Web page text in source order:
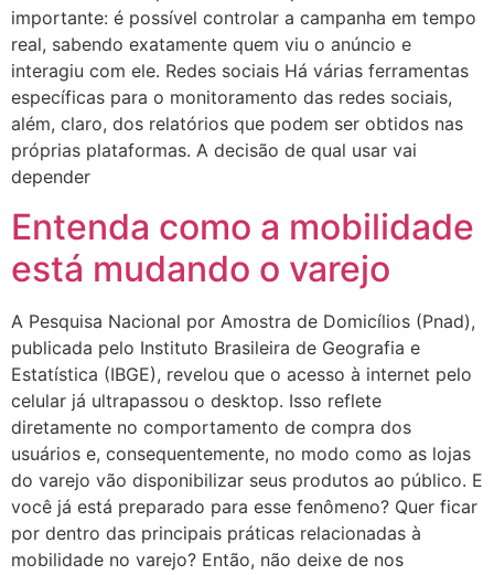
importante: é possível controlar a campanha em tempo
real, sabendo exatamente quem viu o anúncio e
interagiu com ele. Redes sociais Há várias ferramentas
específicas para o monitoramento das redes sociais,
além, claro, dos relatórios que podem ser obtidos nas
próprias plataformas. A decisão de qual usar vai
depender
Entenda como a mobilidade
está mudando o varejo
A Pesquisa Nacional por Amostra de Domicílios (Pnad),
publicada pelo Instituto Brasileira de Geografia e
Estatística (IBGE), revelou que o acesso à internet pelo
celular já ultrapassou o desktop. Isso reflete
diretamente no comportamento de compra dos
usuários e, consequentemente, no modo como as lojas
do varejo vão disponibilizar seus produtos ao público. E
você já está preparado para esse fenômeno? Quer ficar
por dentro das principais práticas relacionadas à
mobilidade no varejo? Então, não deixe de nos